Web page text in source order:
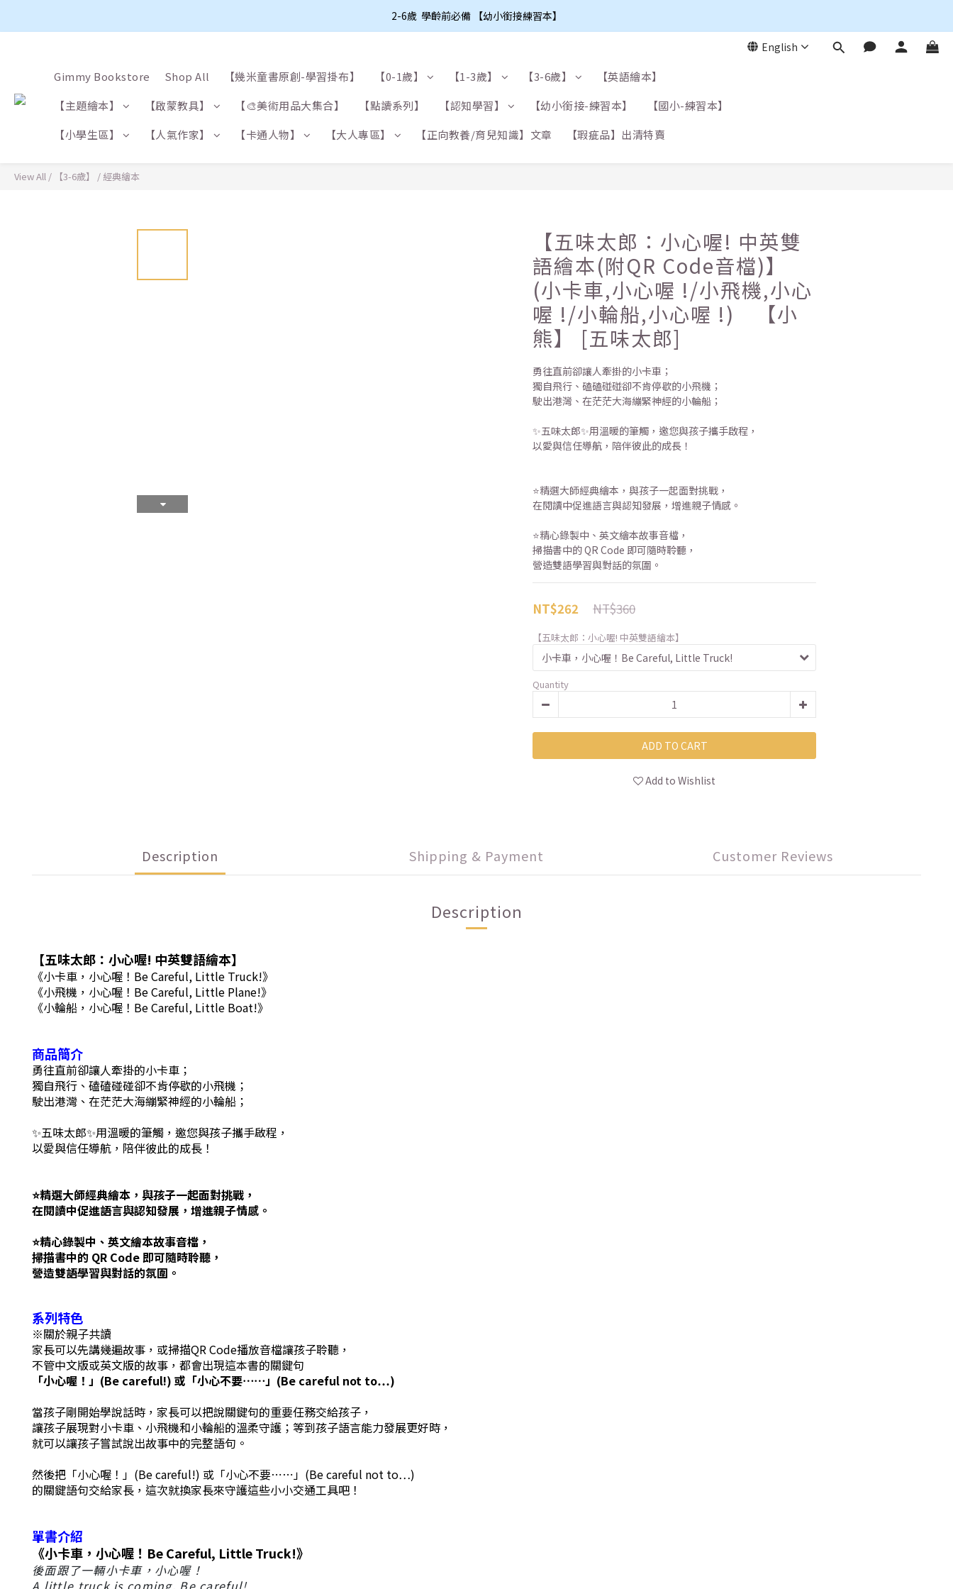
2-6歲  學齡前必備 【幼小銜接練習本】
English
Gimmy Bookstore Shop All 【幾米童書原創-學習掛布】 【0-1歲】 【1-3歲】 【3-6歲】
【英語繪本】
【主題繪本】
【啟蒙教具】 【🎨美術用品大集合】 【點讀系列】 【認知學習】 【幼小銜接-練習本】
【國小-練習本】
【小學生區】
【人氣作家】 【卡通人物】 【大人專區】 【正向教養/育兒知識】文章 【瑕疵品】出清特賣
View All / 【3-6歲】 / 經典繪本
【五味太郎：小心喔! 中英雙
語繪本(附QR Code音檔)】
(小卡車,小心喔 !/小飛機,小心
喔 !/小輪船,小心喔 !) 【小
熊】 [五味太郎]
勇往直前卻讓人牽掛的小卡車；
獨自飛行、磕磕碰碰卻不肯停歇的小飛機；
駛出港灣、在茫茫大海繃緊神經的小輪船；
✨五味太郎✨用溫暖的筆觸，邀您與孩子攜手啟程，
以愛與信任導航，陪伴彼此的成長！
⭐精選大師經典繪本，與孩子一起面對挑戰，
在閱讀中促進語言與認知發展，增進親子情感。
⭐精心錄製中、英文繪本故事音檔，
掃描書中的 QR Code 即可隨時聆聽，
營造雙語學習與對話的氛圍。
NT$360
NT$262
【五味太郎：小心喔! 中英雙語繪本】
Quantity
ADD TO CART
Add to Wishlist
Description Shipping & Payment Customer Reviews
Description
【五味太郎：小心喔! 中英雙語繪本】
《小卡車，小心喔！Be Careful, Little Truck!》
《小飛機，小心喔！Be Careful, Little Plane!》
《小輪船，小心喔！Be Careful, Little Boat!》
商品簡介
勇往直前卻讓人牽掛的小卡車；
獨自飛行、磕磕碰碰卻不肯停歇的小飛機；
駛出港灣、在茫茫大海繃緊神經的小輪船；
✨五味太郎✨用溫暖的筆觸，邀您與孩子攜手啟程，
以愛與信任導航，陪伴彼此的成長！
⭐精選大師經典繪本，與孩子一起面對挑戰，
在閱讀中促進語言與認知發展，增進親子情感。
⭐精心錄製中、英文繪本故事音檔，
掃描書中的 QR Code 即可隨時聆聽，
營造雙語學習與對話的氛圍。
系列特色
※關於親子共讀
家長可以先講幾遍故事，或掃描QR Code播放音檔讓孩子聆聽，
不管中文版或英文版的故事，都會出現這本書的關鍵句
「小心喔！」(Be careful!) 或「小心不要⋯⋯」(Be careful not to…)
當孩子剛開始學說話時，家長可以把說關鍵句的重要任務交給孩子，
讓孩子展現對小卡車、小飛機和小輪船的溫柔守護；等到孩子語言能力發展更好時，
就可以讓孩子嘗試說出故事中的完整語句。
然後把「小心喔！」(Be careful!) 或「小心不要⋯⋯」(Be careful not to…)
的關鍵語句交給家長，這次就換家長來守護這些小小交通工具吧！
單書介紹
《小卡車，小心喔！Be Careful, Little Truck!》
後面跟了一輛小卡車，小心喔！